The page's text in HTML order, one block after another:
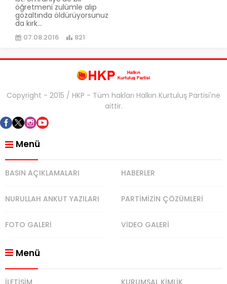
öğretmeni zulümle alıp
gözaltında öldürüyorsunuz
da kırk...
07.08.2016 821
Copyright - 2015 / HKP - Tüm hakları Halkın Kurtuluş Partisi'ne
aittir.
Menü
BASIN AÇIKLAMALARI HABERLER
NURULLAH ANKUT YAZILARI PARTİMİZİN ÇÖZÜMLERİ
FOTO GALERİ VİDEO GALERİ
Menü